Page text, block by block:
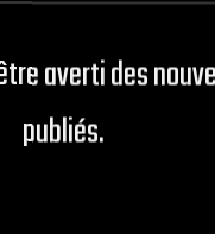
averti des
publiés.
2 à 4 H en moyenne.
Tenue 4 à 8 H en
8 à 16 H en
16 à 24 H en